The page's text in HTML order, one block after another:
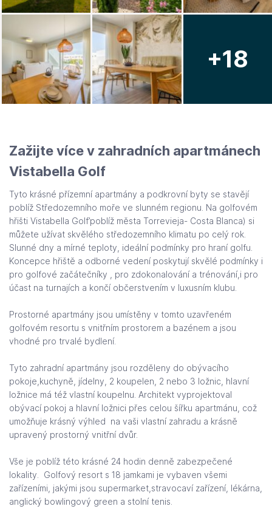
+18
Zažijte více v zahradních apartmánech
Vistabella Golf
Tyto krásné přízemní apartmány a podkrovní byty se stavějí
poblíž Středozemního moře ve slunném regionu. Na golfovém
hřišti Vistabella Golf’poblíž města Torrevieja- Costa Blanca) si
můžete užívat skvělého středozemního klimatu po celý rok.
Slunné dny a mírné teploty, ideální podmínky pro hraní golfu.
Koncepce hřiště a odborné vedení poskytují skvělé podmínky i
pro golfové začátečníky , pro zdokonalování a trénování,i pro
účast na turnajích a končí občerstvením v luxusním klubu.
Prostorné apartmány jsou umístěny v tomto uzavřeném
golfovém resortu s vnitřním prostorem a bazénem a jsou
vhodné pro trvalé bydlení.
Tyto zahradní apartmány jsou rozděleny do obývacího
pokoje,kuchyně, jídelny, 2 koupelen, 2 nebo 3 ložnic, hlavní
ložnice má též vlastní koupelnu. Architekt vyprojektoval
obývací pokoj a hlavní ložnici přes celou šířku apartmánu, což
umožňuje krásný výhled na vaši vlastní zahradu a krásně
upravený prostorný vnitřní dvůr.
Vše je poblíž této krásné 24 hodin denně zabezpečené
lokality. Golfový resort s 18 jamkami je vybaven všemi
zařízeními, jakými jsou supermarket,stravocaví zařízení, lékárna,
anglický bowlingový green a stolní tenis.